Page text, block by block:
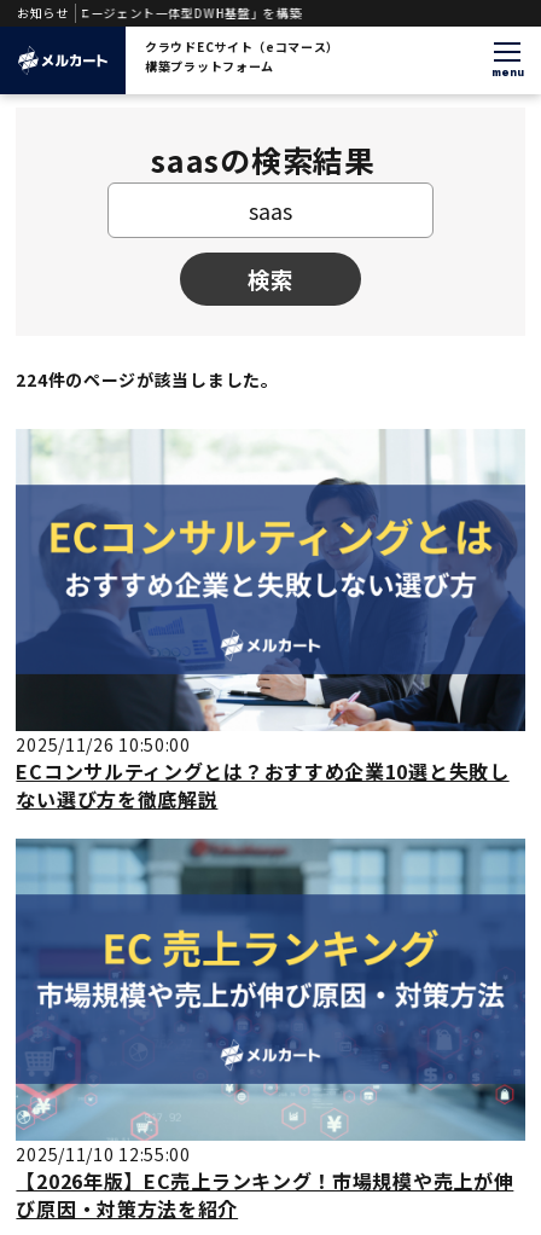
お知らせ
エージェント一体型DWH基盤」を構築
クラウドECサイト（eコマース）
構築プラットフォーム
menu
saasの検索結果
検索
224件のページが該当しました。
2025/11/26 10:50:00
ECコンサルティングとは？おすすめ企業10選と失敗し
ない選び方を徹底解説
2025/11/10 12:55:00
【2026年版】EC売上ランキング！市場規模や売上が伸
び原因・対策方法を紹介